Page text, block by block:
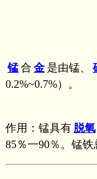
锰合 金 是由锰、
0.2%~0.7%）。
作用：锰具有 脱氧
85％一90％。锰铁